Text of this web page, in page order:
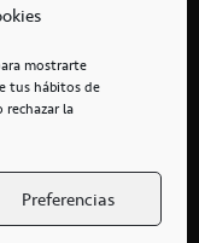
mostrarte
tus hábitos de
rechazar la
Preferencias